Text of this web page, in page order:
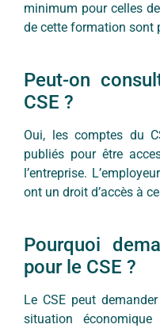
minimum pour celles
de cette formation sont
Peut-on
CSE ?
Oui, les comptes du
publiés pour être
l’entreprise.
ont un droit d’accès à
Pourquoi
pour le CSE ?
Le CSE peut
situation économique